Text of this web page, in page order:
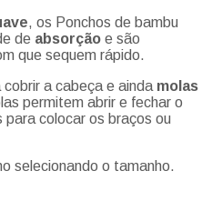
, os Ponchos de bambu
de absorção e são
que sequem rápido.
cobrir a cabeça e ainda molas
permitem abrir e fechar o
para colocar os braços ou
selecionando o tamanho.